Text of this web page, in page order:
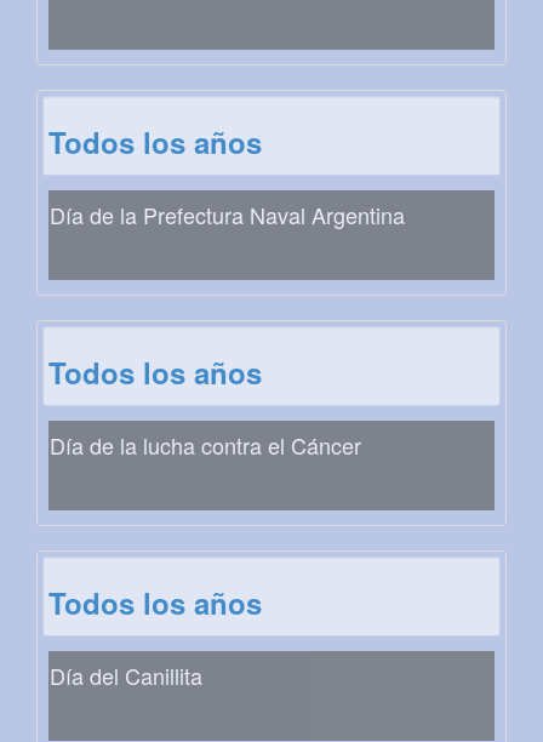
Todos los años
Día de la Prefectura Naval Argentina
Todos los años
Día de la lucha contra el Cáncer
Todos los años
Día del Canillita